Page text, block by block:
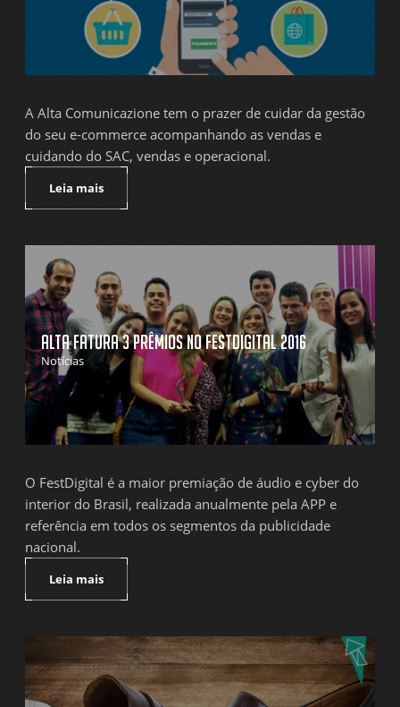
A Alta Comunicazione tem o prazer de cuidar da gestão
do seu e-commerce acompanhando as vendas e
cuidando do SAC, vendas e operacional.
Leia mais
Alta fatura 3 prêmios no FestDigital 2016
Notícias
O FestDigital é a maior premiação de áudio e cyber do
interior do Brasil, realizada anualmente pela APP e
referência em todos os segmentos da publicidade
nacional.
Leia mais